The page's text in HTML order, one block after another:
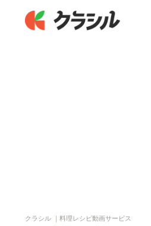
クラシル ｜料理レシピ動画サービス